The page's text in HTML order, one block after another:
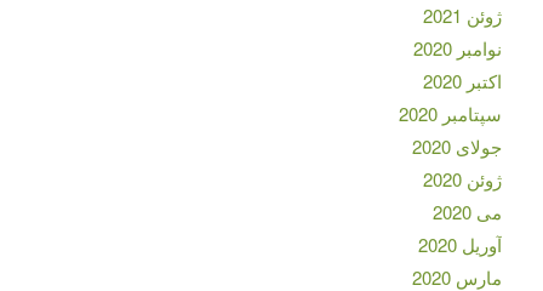
ژوئن 2021
نوامبر 2020
اکتبر 2020
سپتامبر 2020
جولای 2020
ژوئن 2020
می 2020
آوریل 2020
مارس 2020